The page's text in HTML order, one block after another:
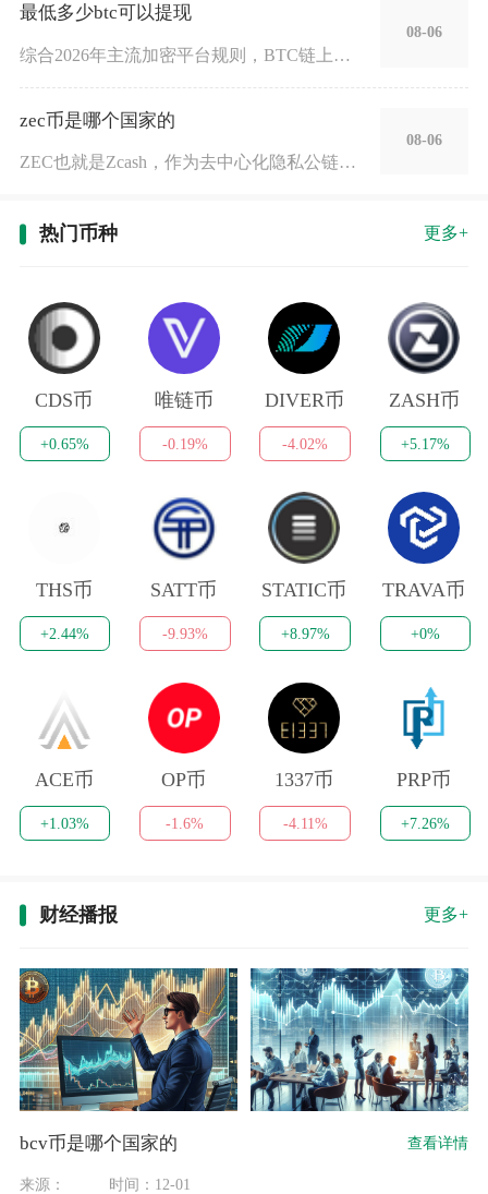
最低多少btc可以提现
综合2026年主流加密平台规则，BTC链上提现最低标准为0.
08-06
zec币是哪个国家的
ZEC也就是Zcash，作为去中心化隐私公链的原生代币，并不
08-06
热门币种 更多+
CDS币
+0.65%
唯链币
-0.19%
DIVER币
-4.02%
ZASH币
+5.17%
THS币
+2.44%
SATT币
-9.93%
STATIC币
+8.97%
TRAVA币
+0%
ACE币
+1.03%
OP币
-1.6%
1337币
-4.11%
PRP币
+7.26%
财经播报 更多+
bcv币是哪个国家的 查看详情
来源： 时间：12-01